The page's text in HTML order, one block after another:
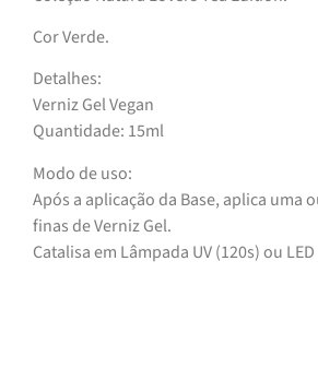
Cor Verde.
Detalhes:
Verniz Gel Vegan
Quantidade: 15ml
Modo de uso:
Após a aplicação da Base, aplica uma
finas de Verniz Gel.
Catalisa em Lâmpada UV (120s) ou